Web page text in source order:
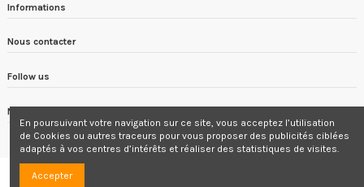
Informations
Nous contacter
Follow us
Newsletter
En poursuivant votre navigation sur ce site, vous acceptez l’utilisation
de Cookies ou autres traceurs pour vous proposer des publicités ciblées
adaptés à vos centres d’intérêts et réaliser des statistiques de visites.
Accepter